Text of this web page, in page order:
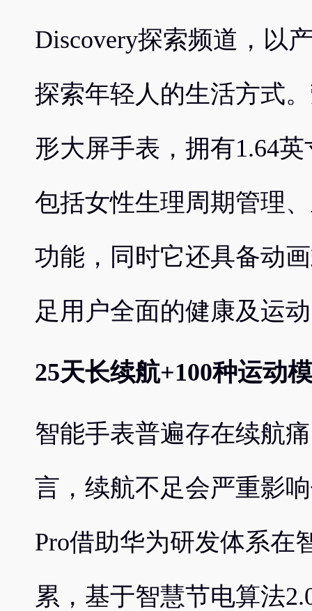
Discovery探索频道，以
探索年轻人的生活方式
形大屏手表，拥有1.64
包括女性生理周期管理
功能，同时它还具备动
足用户全面的健康及运
25天长续航+100种运动
智能手表普遍存在续航
言，续航不足会严重影
Pro借助华为研发体系在
累，基于智慧节电算法